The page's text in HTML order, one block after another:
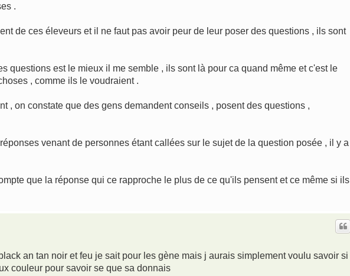
.
de ces éleveurs et il ne faut pas avoir peur de leur poser des questions , ils sont
questions est le mieux il me semble , ils sont là pour ca quand même et c'est le
, comme ils le voudraient .
, on constate que des gens demandent conseils , posent des questions ,
venant de personnes étant callées sur le sujet de la question posée , il y a
que la réponse qui ce rapproche le plus de ce qu'ils pensent et ce même si ils
an tan noir et feu je sait pour les gène mais j aurais simplement voulu savoir si
couleur pour savoir se que sa donnais